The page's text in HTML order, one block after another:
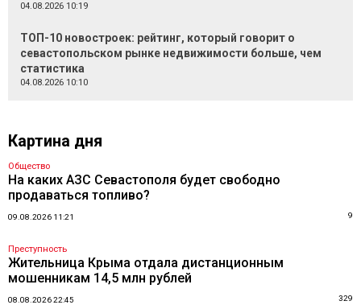
04.08.2026 10:19
ТОП-10 новостроек: рейтинг, который говорит о
севастопольском рынке недвижимости больше, чем
статистика
04.08.2026 10:10
Картина дня
Общество
На каких АЗС Севастополя будет свободно
продаваться топливо?
09.08.2026 11:21 9
Преступность
Жительница Крыма отдала дистанционным
мошенникам 14,5 млн рублей
08.08.2026 22:45 329